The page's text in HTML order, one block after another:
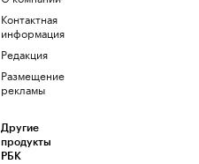
Контактная
информация
Редакция
Размещение
рекламы
Другие
продукты
РБК